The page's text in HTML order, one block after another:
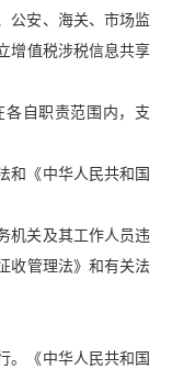
公安、海关、市场监
增值税涉税信息共享
自职责范围内，支
《中华人民共和国
机关及其工作人员违
收管理法》和有关法
。《中华人民共和国